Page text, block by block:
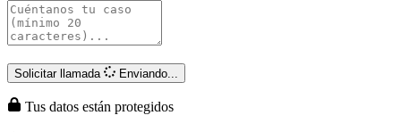
Solicitar llamada Enviando...
Tus datos están protegidos